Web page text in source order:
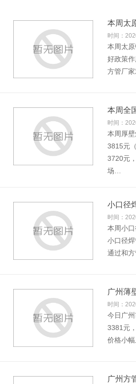
本周太
时间：
本周太
好政策
方管厂
本周全
时间：
本周厚
3815元
3720元
场…
小口径
时间：
本周小
小口径
通过和
广州薄
时间：
今日广
3381元
价格小
广州方